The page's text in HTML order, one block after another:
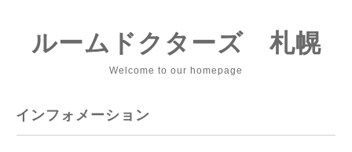
ルームドクターズ 札幌
Welcome to our homepage
インフォメーション